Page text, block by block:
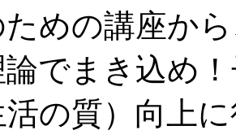
めの講座か
論でまき込め
活の質）向上